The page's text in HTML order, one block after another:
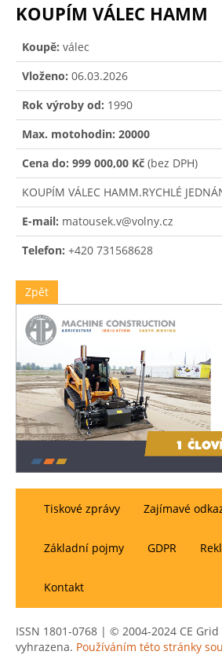
KOUPÍM VÁLEC HAMM
Koupě: válec
Vloženo: 06.03.2026
Rok výroby od: 1990
Max. motohodin: 20000
Cena do: 999 000,00 Kč (bez DPH)
KOUPÍM VÁLEC HAMM.RYCHLÉ
E-mail: matousek.v@volny.cz
Telefon: +420 731568628
Zpět
Tiskové zprávy
Zajímavé
Základní pojmy GDPR
Kontakt
ISSN 1801-0768 | © 2004-2024 CE
vyhrazena. Používáním této stránky